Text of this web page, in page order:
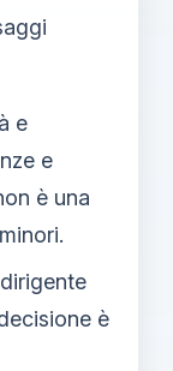
e
e
è una
è